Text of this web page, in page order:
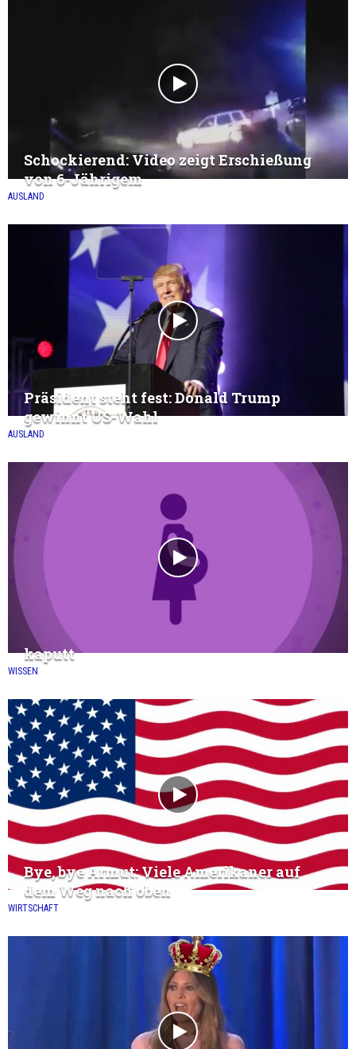
AUSLAND
Schockierend: Video zeigt Erschießung
von 6-Jährigem
AUSLAND
Präsident steht fest: Donald Trump
gewinnt US-Wahl
WISSEN
kaputt
WIRTSCHAFT
Bye, bye Armut: Viele Amerikaner auf
dem Weg nach oben